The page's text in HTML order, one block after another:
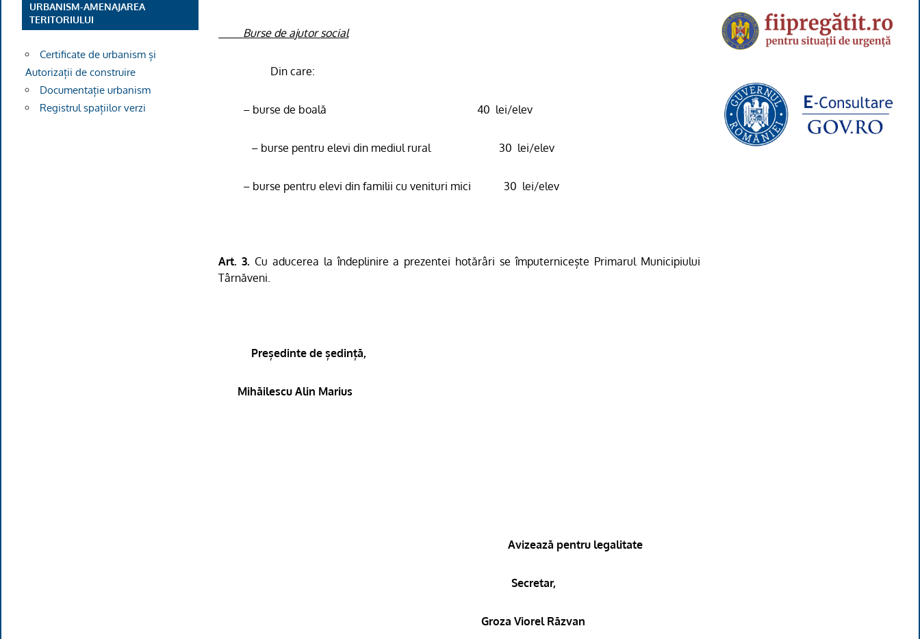
Burse de ajutor social
Din care:
– burse de boală 40 lei/elev
– burse pentru elevi din mediul rural 30 lei/elev
– burse pentru elevi din familii cu venituri mici 30 lei/elev
Art. 3. Cu aducerea la îndeplinire a prezentei hotărâri se împuternicește Primarul Municipiului
Târnăveni.
Președinte de ședință,
Mihăilescu Alin Marius
Avizează pentru legalitate
Secretar,
Groza Viorel Răzvan
URBANISM-AMENAJAREA
TERITORIULUI
Certificate de urbanism și
Autorizații de construire
Documentație urbanism
Registrul spațiilor verzi